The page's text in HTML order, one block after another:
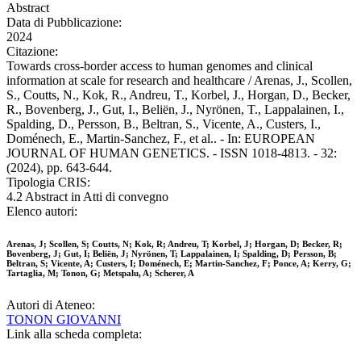
Abstract
Data di Pubblicazione:
2024
Citazione:
Towards cross-border access to human genomes and clinical
information at scale for research and healthcare / Arenas, J., Scollen,
S., Coutts, N., Kok, R., Andreu, T., Korbel, J., Horgan, D., Becker,
R., Bovenberg, J., Gut, I., Beliën, J., Nyrönen, T., Lappalainen, I.,
Spalding, D., Persson, B., Beltran, S., Vicente, A., Custers, I.,
Doménech, E., Martin-Sanchez, F., et al.. - In: EUROPEAN
JOURNAL OF HUMAN GENETICS. - ISSN 1018-4813. - 32:
(2024), pp. 643-644.
Tipologia CRIS:
4.2 Abstract in Atti di convegno
Elenco autori:
Arenas, J; Scollen, S; Coutts, N; Kok, R; Andreu, T; Korbel, J; Horgan, D; Becker, R;
Bovenberg, J; Gut, I; Beliën, J; Nyrönen, T; Lappalainen, I; Spalding, D; Persson, B;
Beltran, S; Vicente, A; Custers, I; Doménech, E; Martin-Sanchez, F; Ponce, A; Kerry, G;
Tartaglia, M; Tonon, G; Metspalu, A; Scherer, A
Autori di Ateneo:
TONON GIOVANNI
Link alla scheda completa: